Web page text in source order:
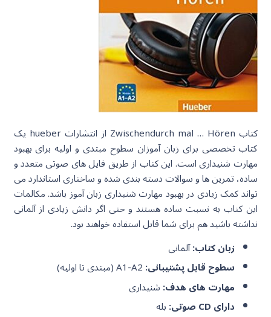
کتاب Zwischendurch mal … Hören از انتشارات hueber یک
کتاب تخصصی برای زبان آموزان سطوح مبتدی و اولیه برای بهبود
مهارت شنیداری است. این کتاب از طریق فایل های صوتی متعدد و
ساده، تمرین ها و سوالات دسته بندی شده و ساختاری استاندارد می
تواند کمک زیادی در بهبود مهارت شنیداری زبان آموز باشد. مکالمات
این کتاب به نسبت ساده هستند و حتی اگر دانش زیادی از آلمانی
نداشته باشید هم برای شما قابل استفاده خواهند بود.
زبان کتاب:آلمانی
سطوح قابل پشتیبانی:
مهارت های هدف:شنیداری
دارای CD صوتی:
بله